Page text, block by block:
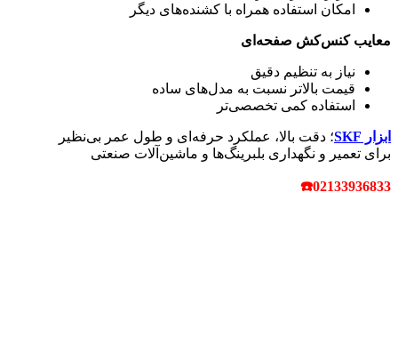
امکان استفاده همراه با کشنده‌های دیگر
معایب کنس‌کش صفحه‌ای
نیاز به تنظیم دقیق
قیمت بالاتر نسبت به مدل‌های ساده
استفاده کمی تخصصی‌تر
ابزار SKF
؛ دقت بالا، عملکرد حرفه‌ای و طول عمر بی‌نظیر
برای تعمیر و نگهداری بلبرینگ‌ها و ماشین‌آلات صنعتی
02133936833
☎